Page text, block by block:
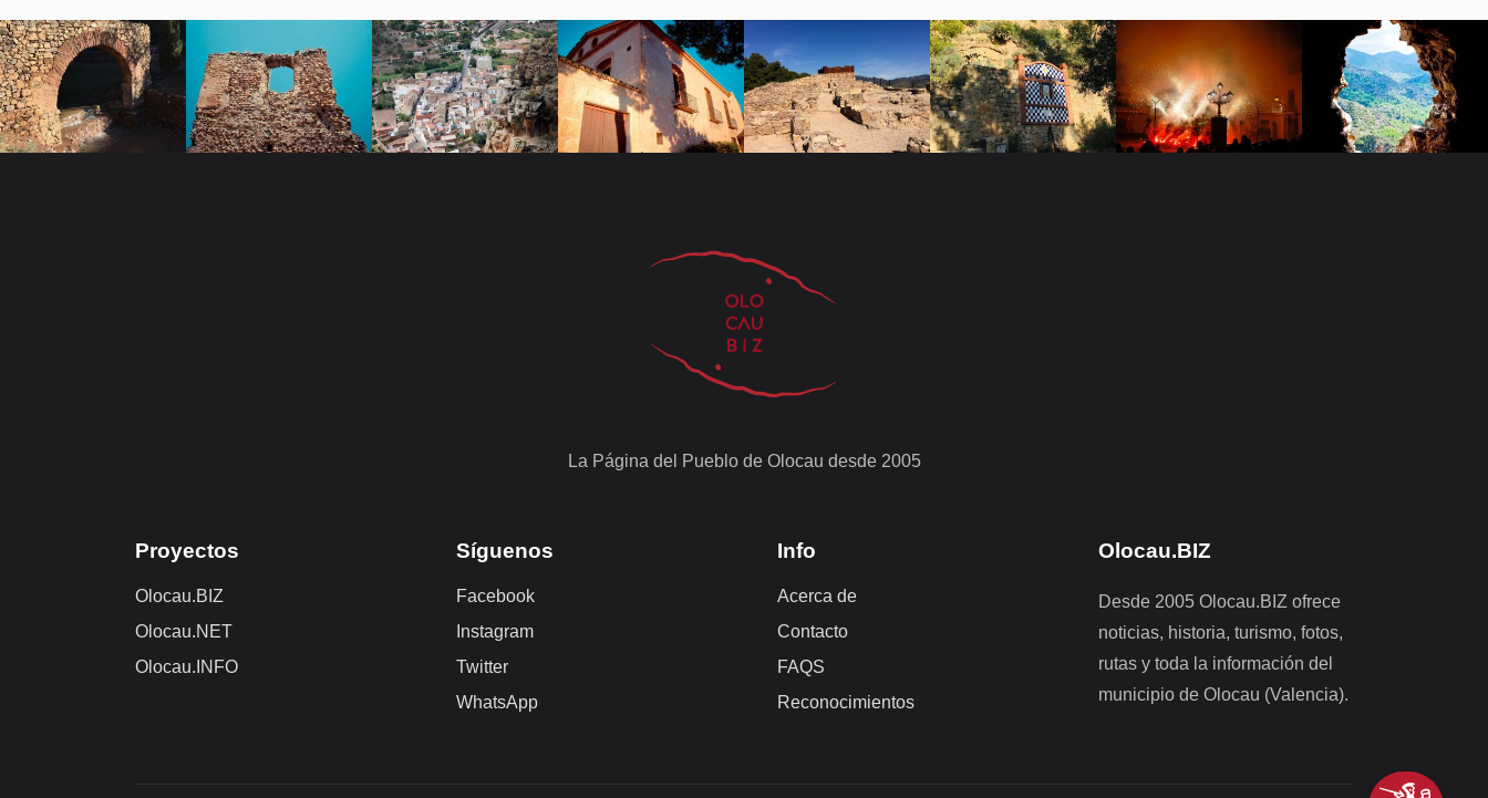
La Página del Pueblo de Olocau desde 2005
Proyectos
Olocau.BIZ
Olocau.NET
Olocau.INFO
Síguenos
Facebook
Instagram
Twitter
WhatsApp
Info
Acerca de
Contacto
FAQS
Reconocimientos
Olocau.BIZ
Desde 2005 Olocau.BIZ ofrece
noticias, historia, turismo, fotos,
rutas y toda la información del
municipio de Olocau (Valencia).